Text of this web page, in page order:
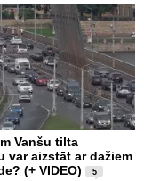
Vanšu tilta
var aizstāt ar dažiem
(+ VIDEO)
5